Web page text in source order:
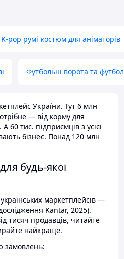
K-pop румі костюм для аніматорів
Футбольні ворота та
України. Тут 6 млн
— від корму для
60 тис. підприємців з усієї
бізнес. Понад 120 млн
будь-якої
маркетплейсів —
Kantar, 2025).
тисяч продавців, читайте
найкраще.
замовлень: